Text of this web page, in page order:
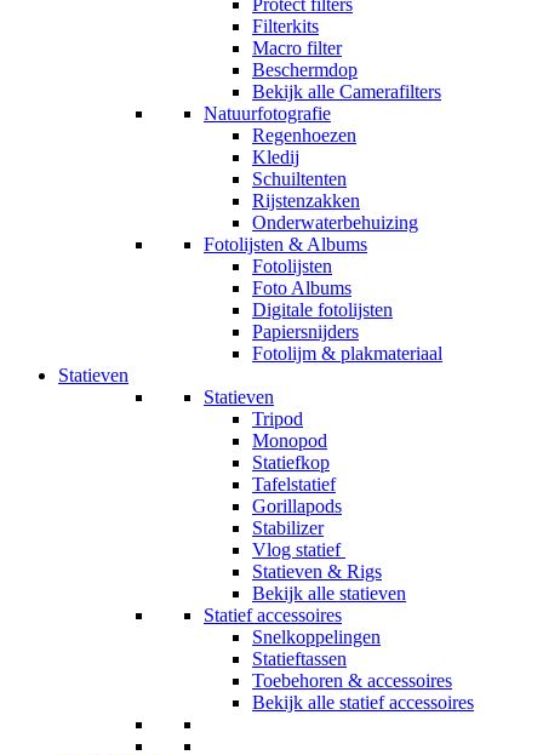
Protect filters
Filterkits
Macro filter
Beschermdop
Bekijk alle Camerafilters
Natuurfotografie
Regenhoezen
Kledij
Schuiltenten
Rijstenzakken
Onderwaterbehuizing
Fotolijsten & Albums
Fotolijsten
Foto Albums
Digitale fotolijsten
Papiersnijders
Fotolijm & plakmateriaal
Statieven
Statieven
Tripod
Monopod
Statiefkop
Tafelstatief
Gorillapods
Stabilizer
Vlog statief
Statieven & Rigs
Bekijk alle statieven
Statief accessoires
Snelkoppelingen
Statieftassen
Toebehoren & accessoires
Bekijk alle statief accessoires